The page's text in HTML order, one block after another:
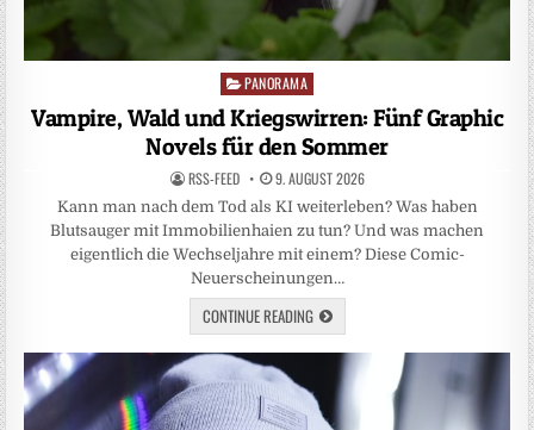
Posted
in
PANORAMA
Vampire, Wald und Kriegswirren: Fünf Graphic
Novels für den Sommer
RSS-FEED 9. AUGUST 2026
Kann man nach dem Tod als KI weiterleben? Was haben
Blutsauger mit Immobilienhaien zu tun? Und was machen
eigentlich die Wechseljahre mit einem? Diese Comic-
Neuerscheinungen…
CONTINUE READING